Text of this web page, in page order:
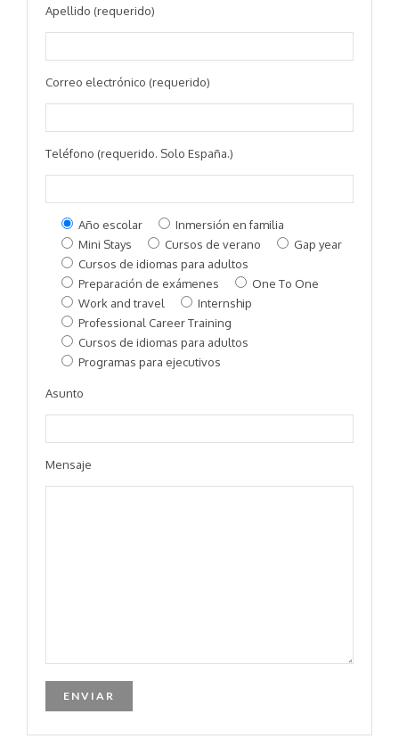
Apellido (requerido)
Correo electrónico (requerido)
Teléfono (requerido. Solo España.)
Año escolar
Inmersión en familia
Mini Stays
Cursos de verano
Gap year
Cursos de idiomas para adultos
Preparación de exámenes
One To One
Work and travel
Internship
Professional Career Training
Cursos de idiomas para adultos
Programas para ejecutivos
Asunto
Mensaje